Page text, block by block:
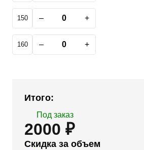
150 – +
160 – +
Итого:
Под заказ
2000 ₽
Скидка за объем